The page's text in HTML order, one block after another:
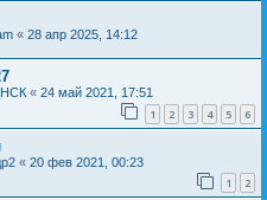
« 28 апр 2025, 14:12
« 24 май 2021, 17:51
1 2 3 4 5 6
« 20 фев 2021, 00:23
1 2